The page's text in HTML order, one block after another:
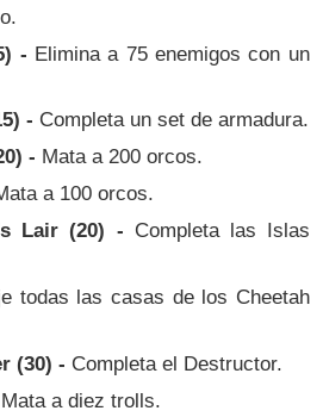
- Elimina a 75 enemigos con un
- Completa un set de armadura.
- Mata a 200 orcos.
a 100 orcos.
Lair (20) - Completa las Islas
todas las casas de los Cheetah
(30) - Completa el Destructor.
Mata a diez trolls.